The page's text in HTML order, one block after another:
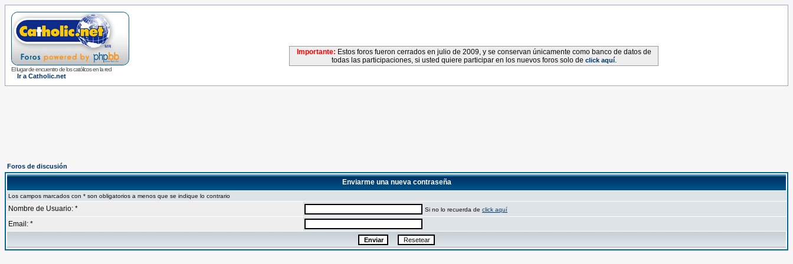
El lugar de encuentro de los católicos en la red
Ir a Catholic.net
Importante: Estos foros fueron cerrados en julio de 2009, y se conservan únicamente como banco de datos de
todas las participaciones, si usted quiere participar en los nuevos foros solo de click aquí.
Foros de discusión
Enviarme una nueva contraseña
Los campos marcados con * son obligatorios a menos que se indique lo contrario
Nombre de Usuario: * Si no lo recuerda de click aquí
Email: *